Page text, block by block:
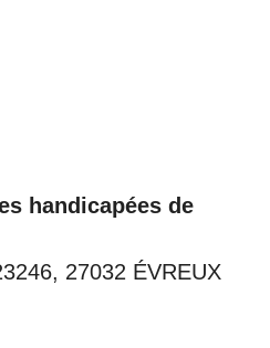
handicapées de
27032 ÉVREUX